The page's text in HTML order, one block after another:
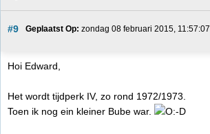
#9 Geplaatst Op: zondag 08 februari 2015, 11:57:07
Hoi Edward,
Het wordt tijdperk IV, zo rond 1972/1973.
Toen ik nog ein kleiner Bube war.